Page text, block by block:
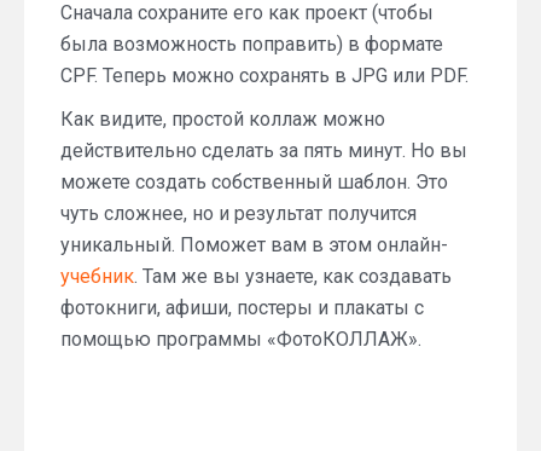
Сначала сохраните его как проект (чтобы
была возможность поправить) в формате
CPF. Теперь можно сохранять в JPG или PDF.
Как видите, простой коллаж можно
действительно сделать за пять минут. Но вы
можете создать собственный шаблон. Это
чуть сложнее, но и результат получится
уникальный. Поможет вам в этом онлайн-
учебник. Там же вы узнаете, как создавать
фотокниги, афиши, постеры и плакаты с
помощью программы «ФотоКОЛЛАЖ».